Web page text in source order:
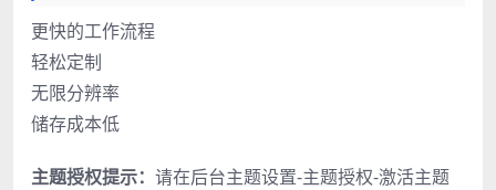
更快的工作流程
轻松定制
无限分辨率
储存成本低
主题授权提示： 请在后台主题设置-主题授权-激活主题